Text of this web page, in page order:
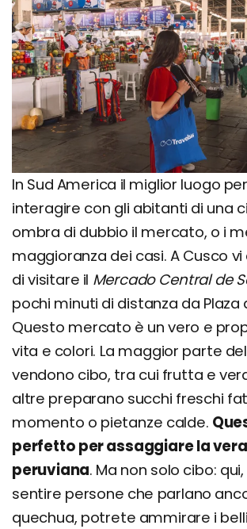
In Sud America il miglior luogo
interagire con gli abitanti di una
ombra di dubbio il mercato, o i
maggioranza dei casi. A Cusco
di visitare il Mercado Central de
pochi minuti di distanza da Plaza
Questo mercato è un vero e
vita e colori. La maggior parte
vendono cibo, tra cui frutta e
altre preparano succhi freschi
momento o pietanze calde.
perfetto per assaggiare la
peruviana. Ma non solo cibo:
sentire persone che parlano
quechua, potrete ammirare i